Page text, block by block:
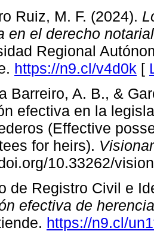
Ruiz, M. F. (2024).
en el derecho
Regional
https://n9.cl/v4d0k [
Barreiro, A. B., &
efectiva en la
(Effective
for heirs).
10.33262/
de Registro Civil e
efectiva de
https://n9.cl/